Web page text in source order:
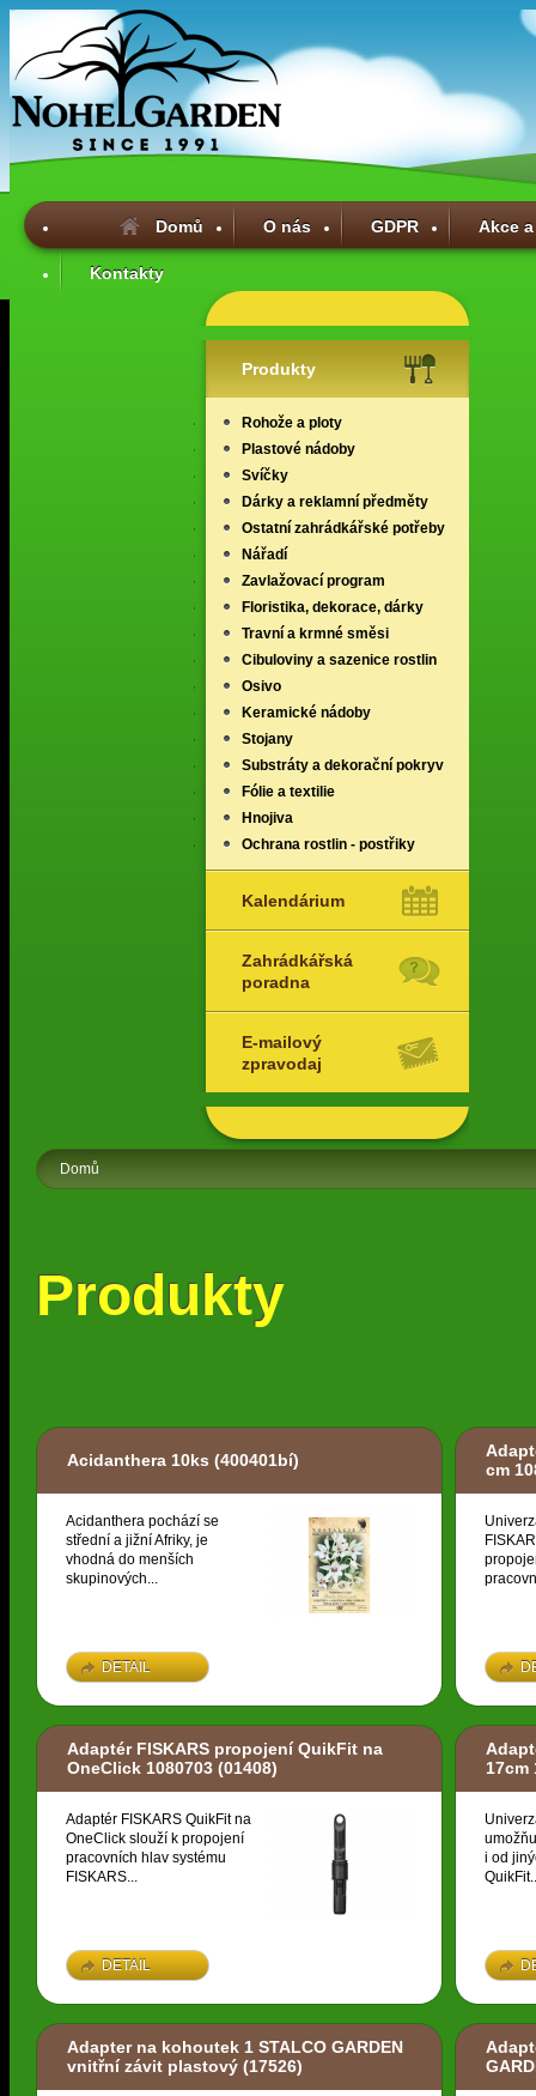
Domů O nás GDPR Akce
Kontakty
Produkty
Rohože a ploty
Plastové nádoby
Svíčky
Dárky a reklamní předměty
Ostatní zahrádkářské potřeby
Nářadí
Zavlažovací program
Floristika, dekorace, dárky
Travní a krmné směsi
Cibuloviny a sazenice rostlin
Osivo
Keramické nádoby
Stojany
Substráty a dekorační pokryv
Fólie a textilie
Hnojiva
Ochrana rostlin - postřiky
Kalendárium
Zahrádkářská
poradna
E-mailový
zpravodaj
Domů
Produkty
Acidanthera 10ks (400401bí)
Acidanthera pochází se
střední a jižní Afriky, je
vhodná do menších
skupinových...
DETAIL
cm
Adaptér FISKARS propojení QuikFit na
OneClick 1080703 (01408)
Adaptér FISKARS QuikFit na
OneClick slouží k propojení
pracovních hlav systému
FISKARS...
DETAIL
17cm
i od
Adapter na kohoutek 1 STALCO GARDEN
vnitřní závit plastový (17526)